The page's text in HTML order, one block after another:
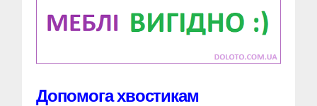
Допомога хвостикам